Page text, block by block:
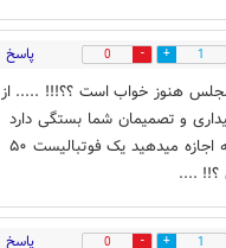
1
0 پاسخ
مجلس هنوز خواب است ؟؟!!! ..... از
زندگی ۸۰ میلیون نفر به بیداری و تصمیمان شما بستگی دارد
!! .... تورم کشور را به نابودی و ناپایداری کشانده !! .... چگونه اجازه میدهید یک فوتبالیست ۵۰
1
0 پاسخ